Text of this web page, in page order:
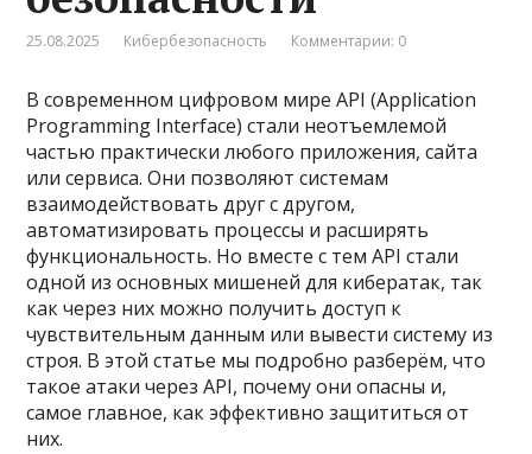
25.08.2025 Кибербезопасность Комментарии: 0
В современном цифровом мире API (Application
Programming Interface) стали неотъемлемой
частью практически любого приложения, сайта
или сервиса. Они позволяют системам
взаимодействовать друг с другом,
автоматизировать процессы и расширять
функциональность. Но вместе с тем API стали
одной из основных мишеней для кибератак, так
как через них можно получить доступ к
чувствительным данным или вывести систему из
строя. В этой статье мы подробно разберём, что
такое атаки через API, почему они опасны и,
самое главное, как эффективно защититься от
них.